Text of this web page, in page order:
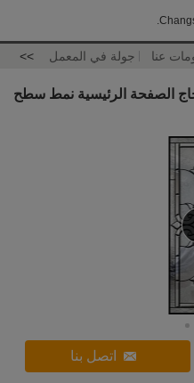
عنا جولة في المعمل >>
الصفحة الرئيسية نمط سطح
اتصل بنا